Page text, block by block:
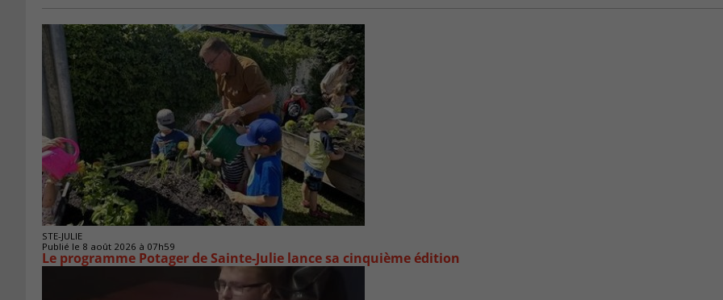
STE-JULIE
Publié le 8 août 2026 à 07h59
Le programme Potager de Sainte-Julie lance sa cinquième édition